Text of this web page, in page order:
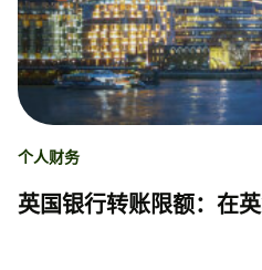
个人财务
英国银行转账限额：在